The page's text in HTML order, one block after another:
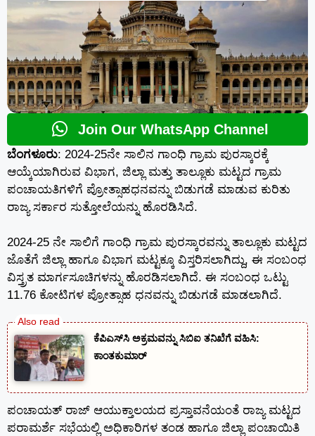
Join Our WhatsApp Channel
ಬೆಂಗಳೂರು: 2024-25ನೇ ಸಾಲಿನ ಗಾಂಧಿ ಗ್ರಾಮ ಪುರಸ್ಕಾರಕ್ಕೆ
ಆಯ್ಕೆಯಾಗಿರುವ ವಿಭಾಗ, ಜಿಲ್ಲಾ ಮತ್ತು ತಾಲ್ಲೂಕು ಮಟ್ಟದ ಗ್ರಾಮ
ಪಂಚಾಯತಿಗಳಿಗೆ ಪ್ರೋತ್ಸಾಹಧನವನ್ನು ಬಿಡುಗಡೆ ಮಾಡುವ ಕುರಿತು
ರಾಜ್ಯ ಸರ್ಕಾರ ಸುತ್ತೋಲೆಯನ್ನು ಹೊರಡಿಸಿದೆ.
2024-25 ನೇ ಸಾಲಿಗೆ ಗಾಂಧಿ ಗ್ರಾಮ ಪುರಸ್ಕಾರವನ್ನು ತಾಲ್ಲೂಕು ಮಟ್ಟದ
ಜೊತೆಗೆ ಜಿಲ್ಲಾ ಹಾಗೂ ವಿಭಾಗ ಮಟ್ಟಕ್ಕೂ ವಿಸ್ತರಿಸಲಾಗಿದ್ದು, ಈ ಸಂಬಂಧ
ವಿಸ್ತ್ರತ ಮಾರ್ಗಸೂಚಿಗಳನ್ನು ಹೊರಡಿಸಲಾಗಿದೆ. ಈ ಸಂಬಂಧ ಒಟ್ಟು
11.76 ಕೋಟಿಗಳ ಪ್ರೋತ್ಸಾಹ ಧನವನ್ನು ಬಿಡುಗಡೆ ಮಾಡಲಾಗಿದೆ.
ಕೆಪಿಎಸ್‍ಸಿ ಅಕ್ರಮವನ್ನು ಸಿಬಿಐ ತನಿಖೆಗೆ ವಹಿಸಿ:
ಕಾಂತಕುಮಾರ್
ಪಂಚಾಯತ್ ರಾಜ್ ಆಯುಕ್ತಾಲಯದ ಪ್ರಸ್ತಾವನೆಯಂತೆ ರಾಜ್ಯ ಮಟ್ಟದ
ಪರಾಮರ್ಶೆ ಸಭೆಯಲ್ಲಿ ಅಧಿಕಾರಿಗಳ ತಂಡ ಹಾಗೂ ಜಿಲ್ಲಾ ಪಂಚಾಯಿತಿ